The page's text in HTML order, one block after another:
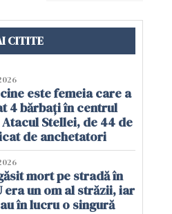
CITITE
este femeia care a
4 bărbați în centrul
Stellei, de 44 de
de anchetatori
mort pe stradă în
era un om al străzii, iar
în lucru o singură